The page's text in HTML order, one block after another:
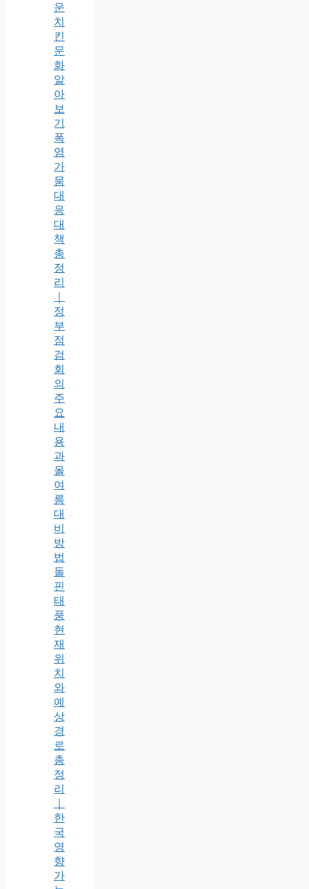
운
치
킨
문
화
알
아
보
기
폭
염
가
뭄
대
응
대
책
총
정
리
정
부
점
검
회
의
주
요
내
용
과
올
여
름
대
비
방
법
돌
핀
태
풍
현
재
위
치
와
예
상
경
로
총
정
리
한
국
영
향
가